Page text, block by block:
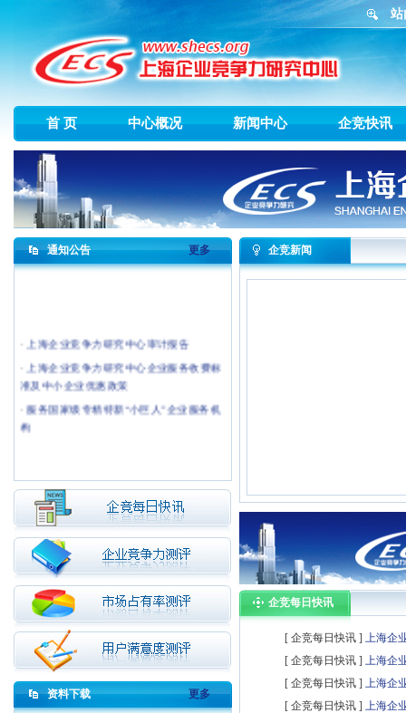
站
首 页 中心概况 新闻中心 企竞快讯
通知公告更多
上海企业竞争力研究中心审计报告
上海企业竞争力研究中心企业服务收费标
准及中小企业优惠政策
·服务国家级专精特新“小巨人”企业服务机
构
商宣传月”活动的通知
资料下载更多
企竞新闻
企竞每日快讯
[ 企竞每日快讯 ] 上海企
[ 企竞每日快讯 ] 上海企
[ 企竞每日快讯 ] 上海企
[ 企竞每日快讯 ] 上海企
开开 含山